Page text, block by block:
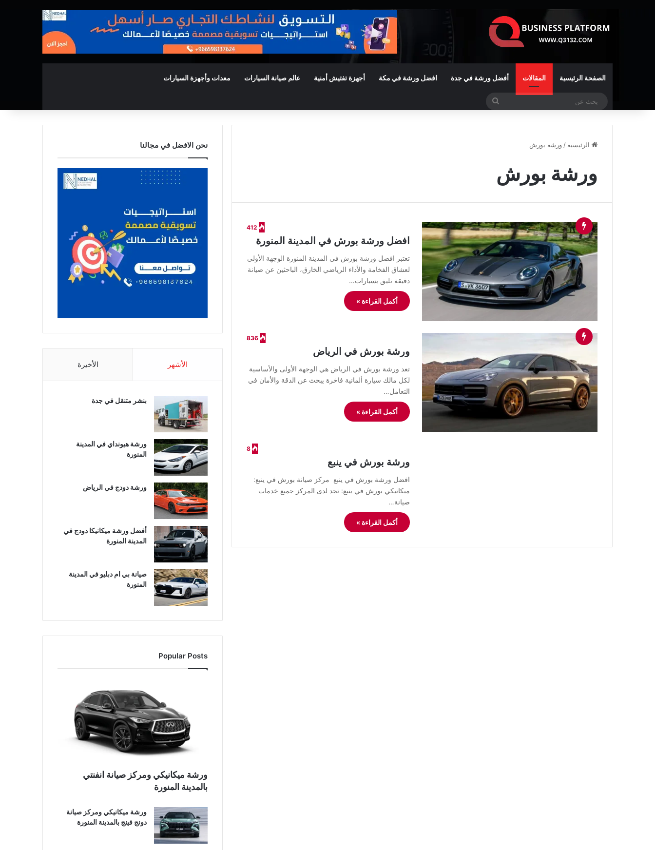
الصفحة الرئيسية المقالات أفضل ورشة في جدة افضل ورشة في مكة أجهزة تفتيش أمنية عالم صيانة السيارات معدات وأجهزة السيارات
الرئيسية / ورشة بورش
ورشة بورش
412
افضل ورشة بورش في المدينة المنورة
​تعتبر افضل ورشة بورش في المدينة المنورة الوجهة الأولى
لعشاق الفخامة والأداء الرياضي الخارق، الباحثين عن صيانة
دقيقة تليق بسيارات…
أكمل القراءة »
836
ورشة بورش في الرياض
​تعد ورشة بورش في الرياض هي الوجهة الأولى والأساسية
لكل مالك سيارة ألمانية فاخرة يبحث عن الدقة والأمان في
التعامل…
أكمل القراءة »
8
ورشة بورش في ينبع
افضل ورشة بورش في ينبع مركز صيانة بورش في ينبع:
ميكانيكي بورش في ينبع: تجد لدى المركز جميع خدمات
صيانة…
أكمل القراءة »
نحن الافضل في مجالنا
الأشهر الأخيرة
بنشر متنقل في جدة
ورشة هيونداي في المدينة
المنورة
ورشة دودج في الرياض
أفضل ورشة ميكانيكا دودج في
المدينة المنورة
صيانة بي ام دبليو في المدينة
المنورة
Popular Posts
ورشة ميكانيكي ومركز صيانة انفنتي
بالمدينة المنورة
ورشة ميكانيكي ومركز صيانة
دونج فينج بالمدينة المنورة